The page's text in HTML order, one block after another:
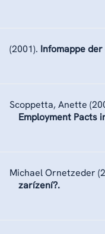
(2001). Infomappe
Scoppetta, Anette
Employment Pacts
Michael Ornetzeder
zarízení?.